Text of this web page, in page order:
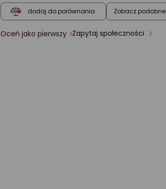
dodaj do porównania Zobacz podobne
ocena
Oceń jako pierwszy Zapytaj społeczności